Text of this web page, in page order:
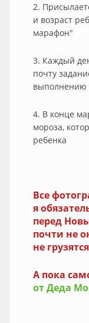
2.
и возраст
марафон"
3. Каждый
почту
выполнению
4. В конце
мороза,
ребенка
Все
я
перед
почти не
не
А пока
от Деда